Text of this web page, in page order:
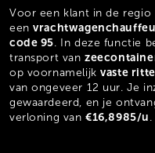
Voor een klant in de regio
een
code 95 . In deze functie
transport van
op voornamelijkvaste
van ongeveer 12 uur. Je
gewaardeerd, en je
verloning van€16,8985/u